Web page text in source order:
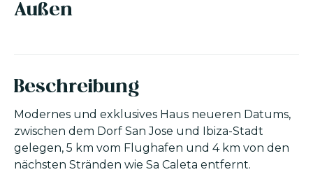
Außen
Beschreibung
Modernes und exklusives Haus neueren Datums,
zwischen dem Dorf San Jose und Ibiza-Stadt
gelegen, 5 km vom Flughafen und 4 km von den
nächsten Stränden wie Sa Caleta entfernt.